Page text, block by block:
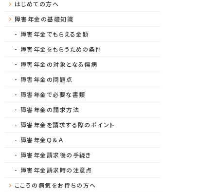
はじめての方へ
障害年金の基礎知識
障害年金でもらえる金額
障害年金をもらうための条件
障害年金の対象となる傷病
障害年金の問題点
障害年金で必要な書類
障害年金の請求方法
障害年金を請求する際のポイント
障害年金Ｑ＆Ａ
障害年金請求後の手続き
障害年金請求時の注意点
こころの病気をお持ちの方へ